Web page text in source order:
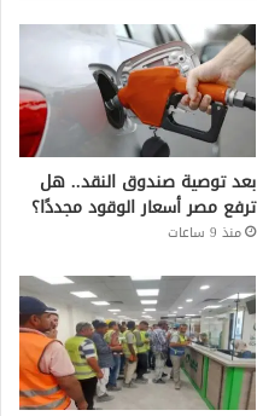
بعد توصية صندوق النقد.. هل
ترفع مصر أسعار الوقود مجددًا؟
منذ 9 ساعات